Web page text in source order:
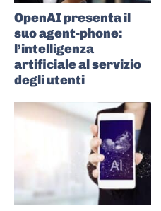
OpenAI presenta il
suo agent-phone:
l’intelligenza
artificiale al servizio
degli utenti